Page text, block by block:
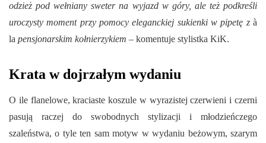
odzież pod wełniany sweter na wyjazd w góry, ale też podkreśli
uroczysty moment przy pomocy eleganckiej sukienki w pipetę z à
la pensjonarskim kołnierzykiem – komentuje stylistka KiK.
Krata w dojrzałym wydaniu
O ile flanelowe, kraciaste koszule w wyrazistej czerwieni i czerni
pasują raczej do swobodnych stylizacji i młodzieńczego
szaleństwa, o tyle ten sam motyw w wydaniu beżowym, szarym